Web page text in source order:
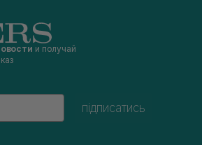
и получай
підписатись